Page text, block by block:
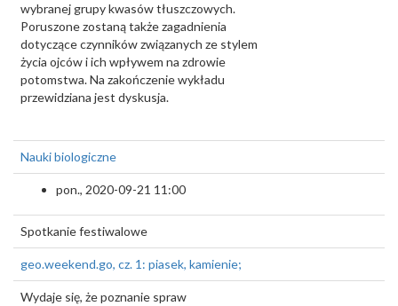
wybranej grupy kwasów tłuszczowych.
Poruszone zostaną także zagadnienia
dotyczące czynników związanych ze stylem
życia ojców i ich wpływem na zdrowie
potomstwa. Na zakończenie wykładu
przewidziana jest dyskusja.
Nauki biologiczne
pon., 2020-09-21 11:00
Spotkanie festiwalowe
geo.weekend.go, cz. 1: piasek, kamienie;
Wydaje się, że poznanie spraw